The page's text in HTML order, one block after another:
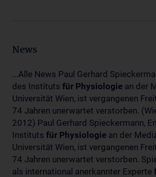
News
...Alle News Paul Gerhard
des Instituts für Physiologie an der
Universität Wien, ist vergangenen
74 Jahren unerwartet verstorben.
2012) Paul Gerhard Spieckermann,
Instituts für Physiologie an der
Universität Wien, ist vergangenen
74 Jahren unerwartet verstorben.
als international anerkannter Experte